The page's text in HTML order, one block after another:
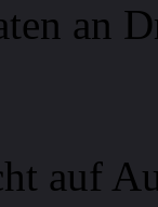
an
auf